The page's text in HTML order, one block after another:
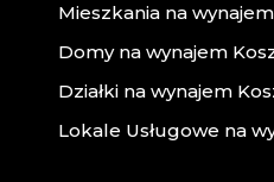
Mieszkania na
Domy na wynajem
Działki na wynajem
Lokale Usługowe na